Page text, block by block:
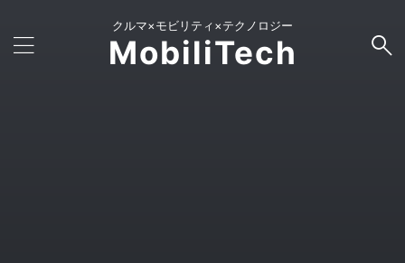
クルマ×モビリティ×テクノロジー
MobiliTech